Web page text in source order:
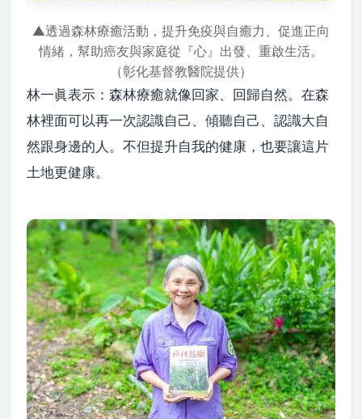
▲透過森林療癒活動，提升免疫與自癒力、促進正向
情緒，幫助癌友與家庭從『心』出發、重啟生活。
（彰化基督教醫院提供）
林一眞表示：森林療癒就像回家、回歸自然。在森
林裡面可以再一次認識自己、傾聽自己、認識大自
然跟身邊的人。不但提升自我的健康，也要讓這片
土地更健康。